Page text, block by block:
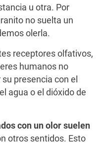
u otra. Por
no suelta un
olerla.
receptores olfativos,
humanos no
presencia con el
agua o el dióxido de
con un olor suelen
otros sentidos. Esto